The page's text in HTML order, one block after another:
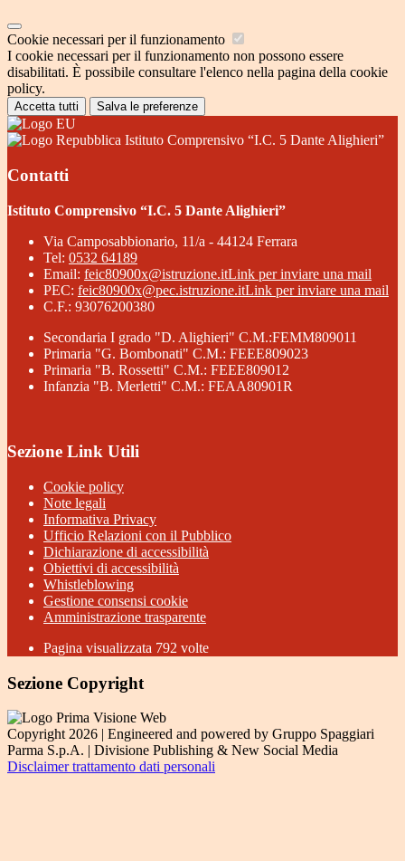
Cookie necessari per il funzionamento
I cookie necessari per il funzionamento non possono essere
disabilitati. È possibile consultare l'elenco nella pagina della cookie
policy.
Accetta tutti Salva le preferenze
Istituto Comprensivo “I.C. 5 Dante Alighieri”
Contatti
Istituto Comprensivo “I.C. 5 Dante Alighieri”
Via Camposabbionario, 11/a - 44124 Ferrara
Tel: 0532 64189
Email: feic80900x@istruzione.itLink per inviare una mail
PEC: feic80900x@pec.istruzione.itLink per inviare una mail
C.F.: 93076200380
Secondaria I grado "D. Alighieri" C.M.:FEMM809011
Primaria "G. Bombonati" C.M.: FEEE809023
Primaria "B. Rossetti" C.M.: FEEE809012
Infanzia "B. Merletti" C.M.: FEAA80901R
Sezione Link Utili
Cookie policy
Note legali
Informativa Privacy
Ufficio Relazioni con il Pubblico
Dichiarazione di accessibilità
Obiettivi di accessibilità
Whistleblowing
Gestione consensi cookie
Amministrazione trasparente
Pagina visualizzata 792 volte
Sezione Copyright
Copyright 2026 | Engineered and powered by Gruppo Spaggiari
Parma S.p.A. | Divisione Publishing & New Social Media
Disclaimer trattamento dati personali